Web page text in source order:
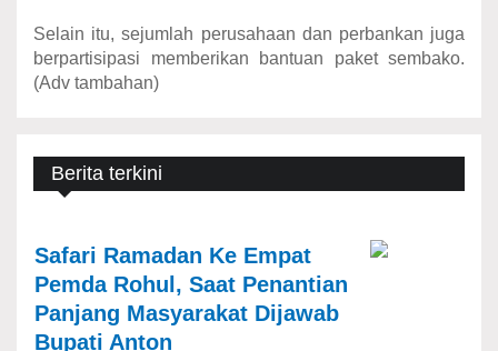
Selain itu, sejumlah perusahaan dan perbankan juga
berpartisipasi memberikan bantuan paket sembako.
(Adv tambahan)
Berita terkini
Safari Ramadan Ke Empat
Pemda Rohul, Saat Penantian
Panjang Masyarakat Dijawab
Bupati Anton